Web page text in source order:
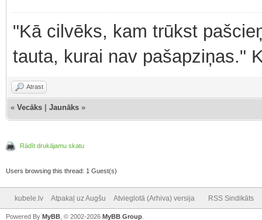
"Kā cilvēks, kam trūkst
tauta, kurai nav pašapziņas."
Atrast
« Vecāks Jaunāks »
Rādīt drukājamu skatu
Users browsing this thread: 1 Guest(s)
kubele.lv Atpakaļ uz Augšu Atvieglotā (Arhiva) versija RSS Sindikāts
Powered By MyBB , © 2002-2026 MyBB Group